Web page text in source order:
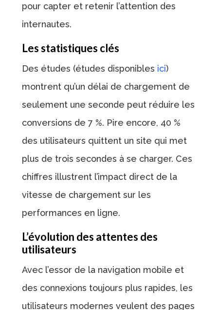
pour capter et retenir l’attention des
internautes.
Les statistiques clés
Des études (études disponibles ici)
montrent qu’un délai de chargement de
seulement une seconde peut réduire les
conversions de 7 %. Pire encore, 40 %
des utilisateurs quittent un site qui met
plus de trois secondes à se charger. Ces
chiffres illustrent l’impact direct de la
vitesse de chargement sur les
performances en ligne.
L’évolution des attentes des
utilisateurs
Avec l’essor de la navigation mobile et
des connexions toujours plus rapides, les
utilisateurs modernes veulent des pages